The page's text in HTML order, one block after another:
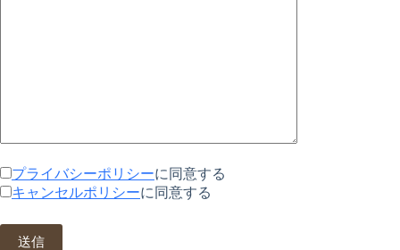
プライバシーポリシーに同意する
キャンセルポリシーに同意する